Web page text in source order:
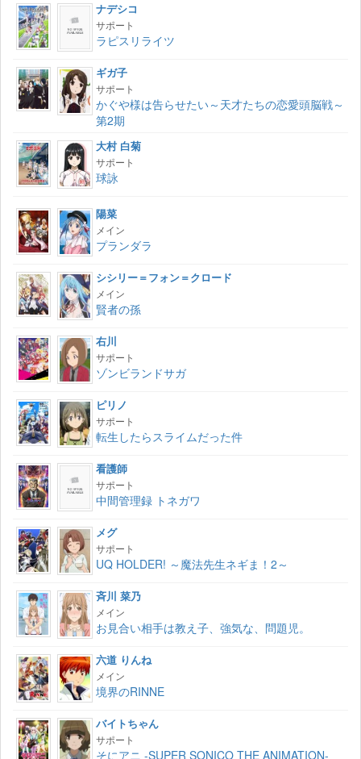
ナデシコ
サポート
ラピスリライツ
ギガ子
サポート
かぐや様は告らせたい～天才たちの恋愛頭脳戦～
第2期
大村 白菊
サポート
球詠
陽菜
メイン
プランダラ
シシリー＝フォン＝クロード
メイン
賢者の孫
右川
サポート
ゾンビランドサガ
ピリノ
サポート
転生したらスライムだった件
看護師
サポート
中間管理録 トネガワ
メグ
サポート
UQ HOLDER! ～魔法先生ネギま！2～
斉川 菜乃
メイン
お見合い相手は教え子、強気な、問題児。
六道 りんね
メイン
境界のRINNE
バイトちゃん
サポート
そにアニ -SUPER SONICO THE ANIMATION-